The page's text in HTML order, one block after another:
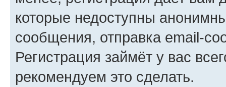
которые недоступны
сообщения, отправка email-
Регистрация займёт у вас
рекомендуем это сделать.